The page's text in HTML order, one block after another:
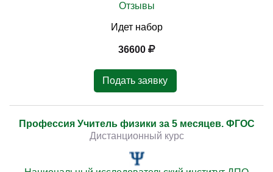
Отзывы
Идет набор
36600
Подать заявку
Профессия Учитель физики за 5 месяцев. ФГОС
Дистанционный курс